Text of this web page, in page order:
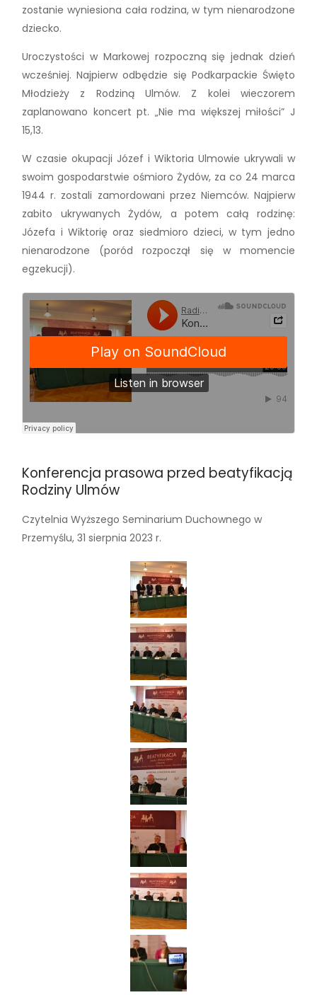
zostanie wyniesiona cała rodzina, w tym nienarodzone
dziecko.
Uroczystości w Markowej rozpoczną się jednak dzień
wcześniej. Najpierw odbędzie się Podkarpackie Święto
Młodzieży z Rodziną Ulmów. Z kolei wieczorem
zaplanowano koncert pt. „Nie ma większej miłości” J
15,13.
W czasie okupacji Józef i Wiktoria Ulmowie ukrywali w
swoim gospodarstwie ośmioro Żydów, za co 24 marca
1944 r. zostali zamordowani przez Niemców. Najpierw
zabito ukrywanych Żydów, a potem całą rodzinę:
Józefa i Wiktorię oraz siedmioro dzieci, w tym jedno
nienarodzone (poród rozpoczął się w momencie
egzekucji).
Konferencja prasowa przed beatyfikacją
Rodziny Ulmów
Czytelnia Wyższego Seminarium Duchownego w
Przemyślu, 31 sierpnia 2023 r.